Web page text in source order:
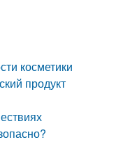
косметики
продукт